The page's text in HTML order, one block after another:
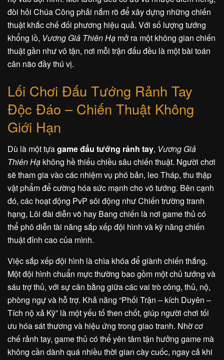
đòi hỏi Chúa Công phải nắm rõ để xây dựng những chiến
thuật khắc chế đối phương hiệu quả. Với số lượng tướng
khổng lồ, Vương Giả Thiên Hạ mở ra một không gian chiến
thuật gần như vô tận, nơi mỗi trận đấu đều là một bài toán
cân não đầy thú vị.
Lối Chơi Đấu Tướng Rảnh Tay
Độc Đáo – Chiến Thuật Không
Giới Hạn
Dù là một tựagame đấu tướng rảnh tay, Vương Giả
Thiên Hạ không hề thiếu chiều sâu chiến thuật. Người chơi
sẽ tham gia vào các nhiệm vụ phó bản, leo Tháp, thu thập
vật phẩm để cường hóa sức mạnh cho võ tướng. Bên cạnh
đó, các hoạt động PvP sôi động như Chiến trường tranh
hạng, Lôi đài diễn võ hay Bang chiến là nơi game thủ có
thể phô diễn tài năng sắp xếp đội hình và kỹ năng chiến
thuật đỉnh cao của mình.
Việc sắp xếp đội hình là chìa khóa để giành chiến thắng.
Một đội hình chuẩn mực thường bao gồm một chủ tướng và
sáu trợ thủ, với sự cân bằng giữa các vai trò công, thủ, nộ,
phòng ngự và hỗ trợ. Khả năng “Phối Trận – kích Duyên –
Tích nộ xả Kỹ” là một yếu tố then chốt, giúp người chơi tối
ưu hóa sát thương và hiệu ứng trong giao tranh. Nhờ cơ
chế rảnh tay, game thủ có thể yên tâm tận hưởng game mà
không cần dành quá nhiều thời gian cày cuốc, ngay cả khi